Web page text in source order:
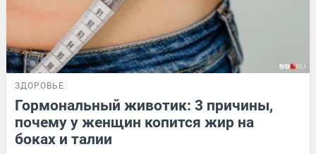
ЗДОРОВЬЕ
Гормональный животик: 3 причины,
почему у женщин копится жир на
боках и талии